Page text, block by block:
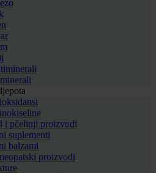
i pčelinji proizvodi
suplementi
balzami
proizvodi